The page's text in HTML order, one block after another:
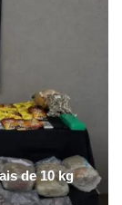
de 10 kg